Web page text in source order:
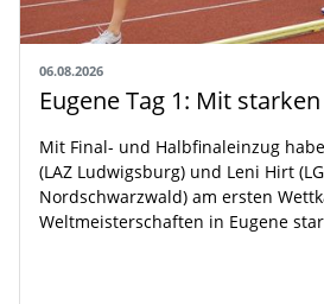
06.08.2026
Mit Final- und Halbfinaleinzug
(LAZ Ludwigsburg) und Leni Hirt
Nordschwarzwald) am ersten
Weltmeisterschaften in Eugene